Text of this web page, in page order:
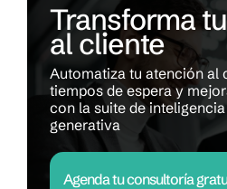
Transforma
al cliente
Automatiza tu atención al
tiempos de espera y
con la suite de
generativa
Agenda tu consultoría